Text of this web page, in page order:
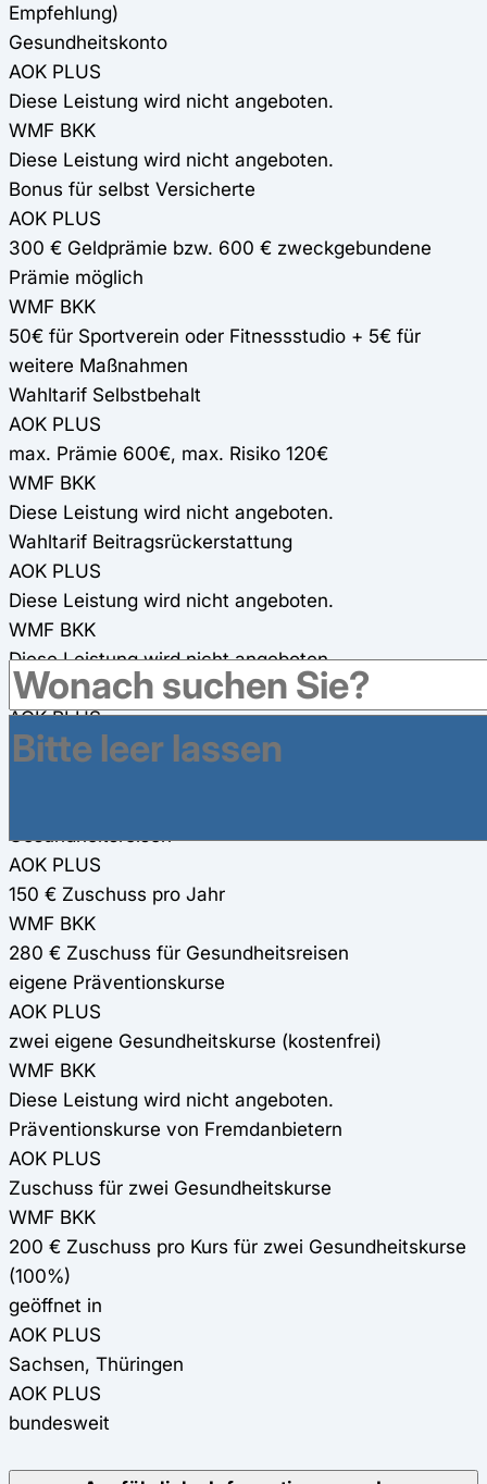
Empfehlung)
Gesundheitskonto
AOK PLUS
Diese Leistung wird nicht angeboten.
WMF BKK
Diese Leistung wird nicht angeboten.
Bonus für selbst Versicherte
AOK PLUS
300 € Geldprämie bzw. 600 € zweckgebundene
Prämie möglich
WMF BKK
50€ für Sportverein oder Fitnessstudio + 5€ für
weitere Maßnahmen
Wahltarif Selbstbehalt
AOK PLUS
max. Prämie 600€, max. Risiko 120€
WMF BKK
Diese Leistung wird nicht angeboten.
Wahltarif Beitragsrückerstattung
AOK PLUS
Diese Leistung wird nicht angeboten.
WMF BKK
Diese Leistung wird nicht angeboten.
Online-Fitness-Kurse
AOK PLUS
kostenfreie Online-Programme
Gesundheitsreisen
AOK PLUS
150 € Zuschuss pro Jahr
WMF BKK
280 € Zuschuss für Gesundheitsreisen
eigene Präventionskurse
AOK PLUS
zwei eigene Gesundheitskurse (kostenfrei)
WMF BKK
Diese Leistung wird nicht angeboten.
Präventionskurse von Fremdanbietern
AOK PLUS
Zuschuss für zwei Gesundheitskurse
WMF BKK
200 € Zuschuss pro Kurs für zwei Gesundheitskurse
(100%)
geöffnet in
AOK PLUS
Sachsen, Thüringen
AOK PLUS
bundesweit